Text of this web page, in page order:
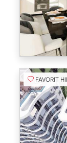
FAVORIT